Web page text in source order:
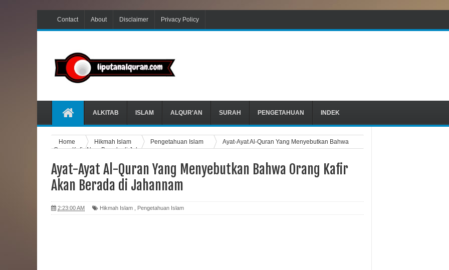
Contact About Disclaimer Privacy Policy
ALKITAB ISLAM ALQUR'AN SURAH PENGETAHUAN INDEK
Home Hikmah Islam Pengetahuan Islam
Ayat-Ayat Al-Quran Yang Menyebutkan Bahwa
Orang Kafir Akan Berada di Jahannam
Ayat-Ayat Al-Quran Yang Menyebutkan Bahwa Orang Kafir
Akan Berada di Jahannam
2:23:00 AM Hikmah Islam Pengetahuan Islam